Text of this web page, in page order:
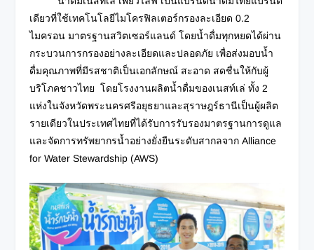
เดียวที่ใช้เทคโนโลยีไมโครฟิลเตอร์กรองละเอียด 0.2
ไมครอน มาตรฐานสวิตเซอร์แลนด์ โดยน้ำดื่มทุกหยดได้ผ่าน
กระบวนการกรองอย่างละเอียดและปลอดภัย เพื่อส่งมอบน้ำ
ดื่มคุณภาพที่มีรสชาติเป็นเอกลักษณ์ สะอาด สดชื่นให้กับผู้
บริโภคชาวไทย โดยโรงงานผลิตน้ำดื่มของเนสท์เล่ ทั้ง 2
แห่งในจังหวัดพระนครศรีอยุธยาและสุราษฎร์ธานีเป็นผู้ผลิต
รายเดียวในประเทศไทยที่ได้รับการรับรองมาตรฐานการดูแล
และจัดการทรัพยากรน้ำอย่างยั่งยืนระดับสากลจาก Alliance
for Water Stewardship (AWS)